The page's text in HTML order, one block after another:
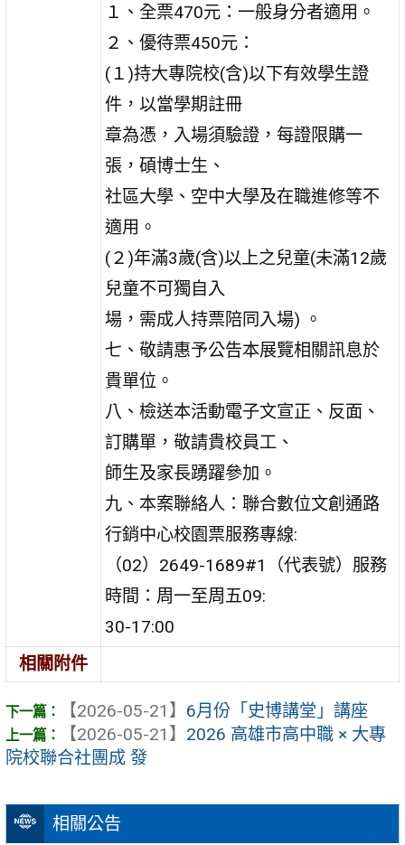
相關公告
１、全票470元：一般身分者適用。
２、優待票450元：
(１)持大專院校(含)以下有效學生證
件，以當學期註冊
章為憑，入場須驗證，每證限購一
張，碩博士生、
社區大學、空中大學及在職進修等不
適用。
(２)年滿3歲(含)以上之兒童(未滿12歲
兒童不可獨自入
場，需成人持票陪同入場) 。
七、敬請惠予公告本展覽相關訊息於
貴單位。
八、檢送本活動電子文宣正、反面、
訂購單，敬請貴校員工、
師生及家長踴躍參加。
九、本案聯絡人：聯合數位文創通路
行銷中心校園票服務專線:
（02）2649-1689#1（代表號）服務
時間：周一至周五09:
30-17:00
相關附件
【2026-05-21】 6月份「史博講堂」講座
【2026-05-21】 2026 高雄市高中職 × 大專
院校聯合社團成 發